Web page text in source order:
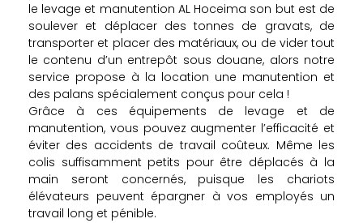
le levage et manutention AL Hoceima son but est de
soulever et déplacer des tonnes de gravats, de
transporter et placer des matériaux, ou de vider tout
le contenu d’un entrepôt sous douane, alors notre
service propose à la location une manutention et
des palans spécialement conçus pour cela !
Grâce à ces équipements de levage et de
manutention, vous pouvez augmenter l’efficacité et
éviter des accidents de travail coûteux. Même les
colis suffisamment petits pour être déplacés à la
main seront concernés, puisque les chariots
élévateurs peuvent épargner à vos employés un
travail long et pénible.